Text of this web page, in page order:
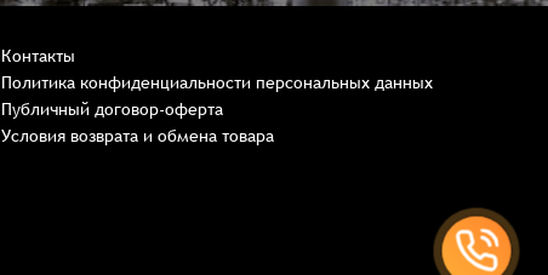
Контакты
Политика конфиденциальности персональных данных
Публичный договор-оферта
Условия возврата и обмена товара